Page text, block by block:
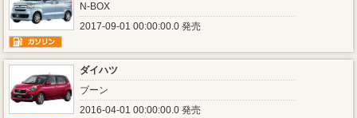
N-BOX
2017-09-01 00:00:00.0 発売
ダイハツ
ブーン
2016-04-01 00:00:00.0 発売